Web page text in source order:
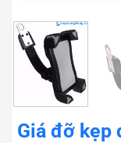
Giá đỡ kẹp